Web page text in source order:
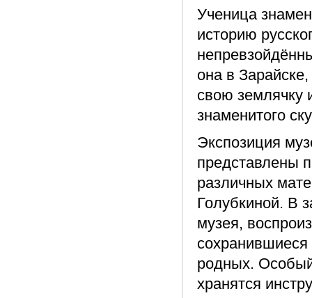
Ученица
историю
она в
свою землячку
знаменитого
Экспозиция
представлены
различных
Голубкиной. В
музея,
родных. Особый
хранятся